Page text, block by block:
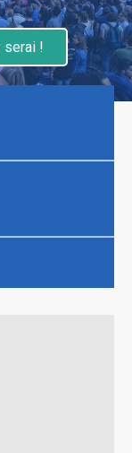
serai !